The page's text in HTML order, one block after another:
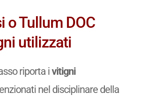
o Tullum DOC
utilizzati
riporta ivitigni
nel disciplinare della